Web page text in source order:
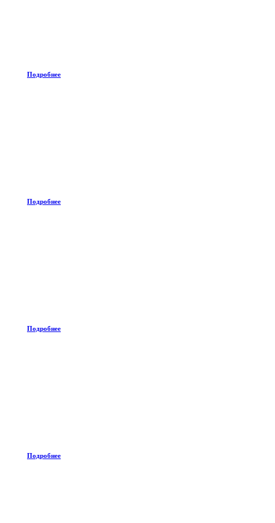
Подробнее
Подробнее
Подробнее
Подробнее